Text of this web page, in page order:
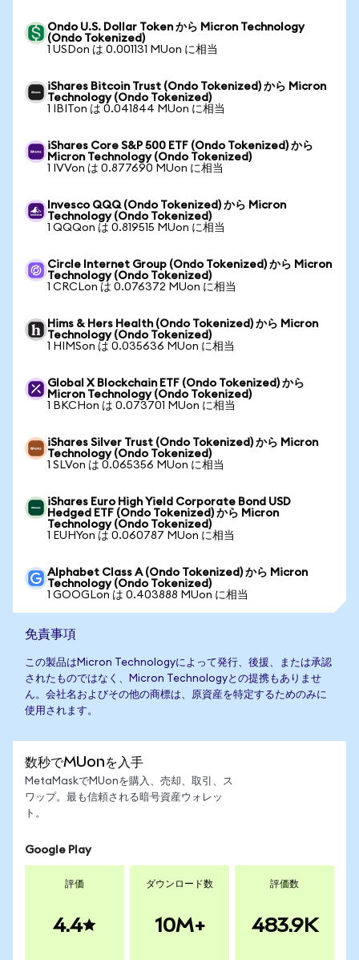
Ondo U.S. Dollar Token から Micron Technology
(Ondo Tokenized)
1 USDon は 0.001131 MUon に相当
iShares Bitcoin Trust (Ondo Tokenized) から Micron
Technology (Ondo Tokenized)
1 IBITon は 0.041844 MUon に相当
iShares Core S&P 500 ETF (Ondo Tokenized) から
Micron Technology (Ondo Tokenized)
1 IVVon は 0.877690 MUon に相当
Invesco QQQ (Ondo Tokenized) から Micron
Technology (Ondo Tokenized)
1 QQQon は 0.819515 MUon に相当
Circle Internet Group (Ondo Tokenized) から Micron
Technology (Ondo Tokenized)
1 CRCLon は 0.076372 MUon に相当
Hims & Hers Health (Ondo Tokenized) から Micron
Technology (Ondo Tokenized)
1 HIMSon は 0.035636 MUon に相当
Global X Blockchain ETF (Ondo Tokenized) から
Micron Technology (Ondo Tokenized)
1 BKCHon は 0.073701 MUon に相当
iShares Silver Trust (Ondo Tokenized) から Micron
Technology (Ondo Tokenized)
1 SLVon は 0.065356 MUon に相当
iShares Euro High Yield Corporate Bond USD
Hedged ETF (Ondo Tokenized) から Micron
Technology (Ondo Tokenized)
1 EUHYon は 0.060787 MUon に相当
Alphabet Class A (Ondo Tokenized) から Micron
Technology (Ondo Tokenized)
1 GOOGLon は 0.403888 MUon に相当
免責事項
この製品はMicron Technologyによって発行、後援、または承認
されたものではなく、Micron Technologyとの提携もありませ
ん。会社名およびその他の商標は、原資産を特定するためのみに
使用されます。
数秒でMUonを入手
MetaMaskでMUonを購入、売却、取引、ス
ワップ。最も信頼される暗号資産ウォレッ
ト。
Google Play
評価
4.4
ダウンロード数
10M+
評価数
483.9K